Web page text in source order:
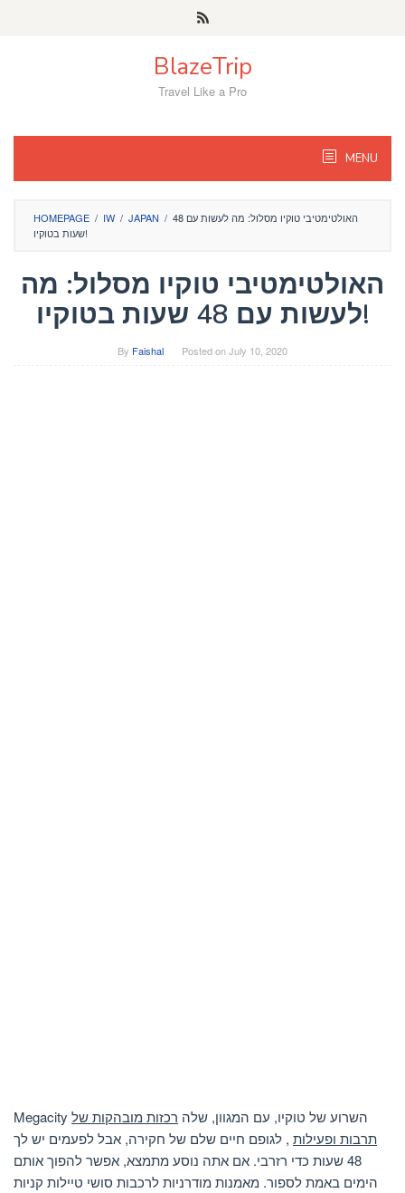
BlazeTrip
Travel Like a Pro
MENU
HOMEPAGE / IW / JAPAN / האולטימטיבי טוקיו מסלול: מה לעשות עם 48
שעות בטוקיו!
האולטימטיבי טוקיו מסלול: מה
לעשות עם 48 שעות בטוקיו!
By Faishal Posted onJuly 10, 2020
Megacity השרוע של טוקיו, עם המגוון, שלה רכזות מובהקות של
תרבות ופעילות , לגופם חיים שלם של חקירה, אבל לפעמים יש לך
48 שעות כדי רזרבי. אם אתה נוסע מתמצא, אפשר להפוך אותם
הימים באמת לספור. מאמנות מודרניות לרכבות סושי טיילות קניות